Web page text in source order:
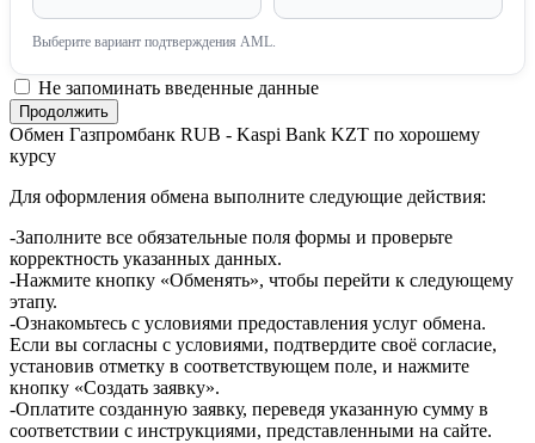
Выберите вариант подтверждения AML.
Не запоминать введенные данные
Обмен Газпромбанк RUB - Kaspi Bank KZT по хорошему
курсу
Для оформления обмена выполните следующие действия:
-Заполните все обязательные поля формы и проверьте
корректность указанных данных.
-Нажмите кнопку «Обменять», чтобы перейти к следующему
этапу.
-Ознакомьтесь с условиями предоставления услуг обмена.
Если вы согласны с условиями, подтвердите своё согласие,
установив отметку в соответствующем поле, и нажмите
кнопку «Создать заявку».
-Оплатите созданную заявку, переведя указанную сумму в
соответствии с инструкциями, представленными на сайте.